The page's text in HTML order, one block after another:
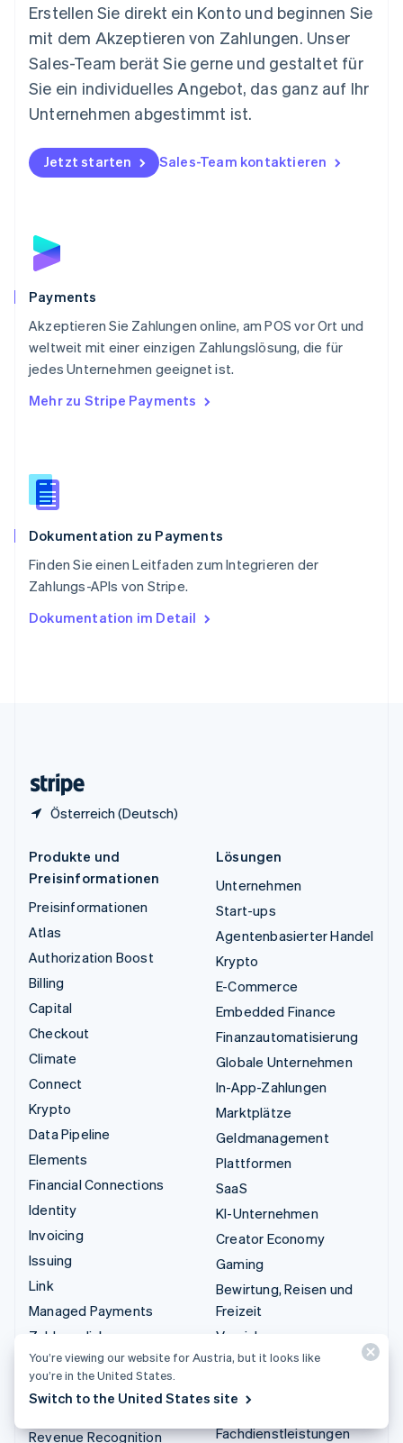
Erstellen Sie direkt ein Konto und beginnen Sie
mit dem Akzeptieren von Zahlungen. Unser
Sales-Team berät Sie gerne und gestaltet für
Sie ein individuelles Angebot, das ganz auf Ihr
Unternehmen abgestimmt ist.
Jetzt starten Sales-Team kontaktieren
Payments
Akzeptieren Sie Zahlungen online, am POS vor Ort und
weltweit mit einer einzigen Zahlungslösung, die für
jedes Unternehmen geeignet ist.
Mehr zu Stripe Payments
Dokumentation zu Payments
Finden Sie einen Leitfaden zum Integrieren der
Zahlungs-APIs von Stripe.
Dokumentation im Detail
Österreich (Deutsch)
English
Niederlande
Nederlands English
Norwegen
English
Österreich
Polen
English
Portugal
Schweden
Schweiz
Singapur
English简体中文
Slowakei
Slowenien
English
Spanien
Thailand
Tschechische Republik
English
English
Produkte und
Preisinformationen
Preisinformationen
Atlas
Authorization Boost
Billing
Capital
Checkout
Climate
Connect
Krypto
Data Pipeline
Elements
Financial Connections
Identity
Invoicing
Issuing
Link
Managed Payments
Zahlungslinks
Payments
Payouts
Revenue Recognition
Lösungen
Unternehmen
Start-ups
Agentenbasierter Handel
Krypto
E-Commerce
Embedded Finance
Finanzautomatisierung
Globale Unternehmen
In-App-Zahlungen
Marktplätze
Geldmanagement
Plattformen
SaaS
KI-Unternehmen
Creator Economy
Gaming
Bewirtung, Reisen und
Freizeit
Versicherungen
Medien und Unterhaltung
Organisationen
Fachdienstleistungen
You’re viewing our website for Austria, but it looks like
you’re in the United States.
Switch to the United States site